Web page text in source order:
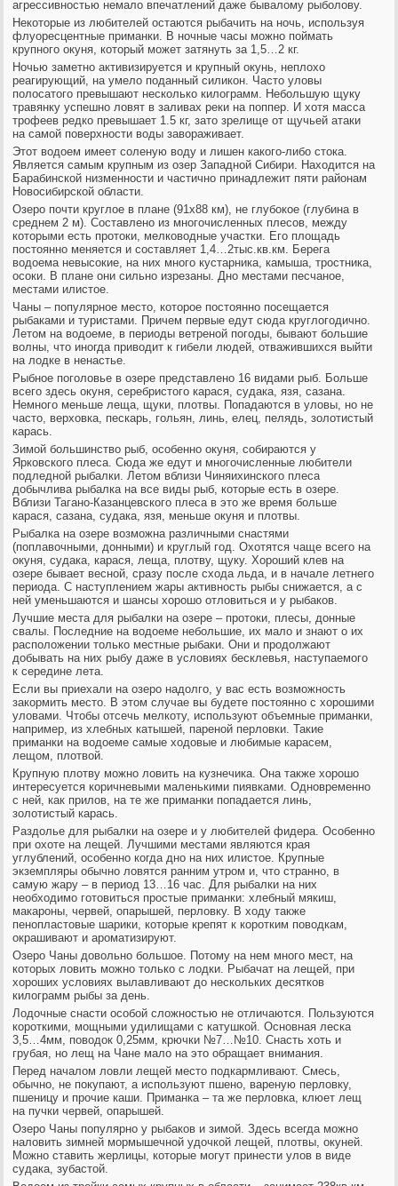
агрессивностью немало впечатлений даже бывалому рыболову.
Некоторые из любителей остаются рыбачить на ночь, используя
флуоресцентные приманки. В ночные часы можно поймать
крупного окуня, который может затянуть за 1,5…2 кг.
Ночью заметно активизируется и крупный окунь, неплохо
реагирующий, на умело поданный силикон. Часто уловы
полосатого превышают несколько килограмм. Небольшую щуку
травянку успешно ловят в заливах реки на поппер. И хотя масса
трофеев редко превышает 1.5 кг, зато зрелище от щучьей атаки
на самой поверхности воды завораживает.
Этот водоем имеет соленую воду и лишен какого-либо стока.
Является самым крупным из озер Западной Сибири. Находится на
Барабинской низменности и частично принадлежит пяти районам
Новосибирской области.
Озеро почти круглое в плане (91х88 км), не глубокое (глубина в
среднем 2 м). Составлено из многочисленных плесов, между
которыми есть протоки, мелководные участки. Его площадь
постоянно меняется и составляет 1,4…2тыс.кв.км. Берега
водоема невысокие, на них много кустарника, камыша, тростника,
осоки. В плане они сильно изрезаны. Дно местами песчаное,
местами илистое.
Чаны – популярное место, которое постоянно посещается
рыбаками и туристами. Причем первые едут сюда круглогодично.
Летом на водоеме, в периоды ветреной погоды, бывают большие
волны, что иногда приводит к гибели людей, отважившихся выйти
на лодке в ненастье.
Рыбное поголовье в озере представлено 16 видами рыб. Больше
всего здесь окуня, серебристого карася, судака, язя, сазана.
Немного меньше леща, щуки, плотвы. Попадаются в уловы, но не
часто, верховка, пескарь, гольян, линь, елец, пелядь, золотистый
карась.
Зимой большинство рыб, особенно окуня, собираются у
Ярковского плеса. Сюда же едут и многочисленные любители
подледной рыбалки. Летом вблизи Чиняихинского плеса
добычлива рыбалка на все виды рыб, которые есть в озере.
Вблизи Тагано-Казанцевского плеса в это же время больше
карася, сазана, судака, язя, меньше окуня и плотвы.
Рыбалка на озере возможна различными снастями
(поплавочными, донными) и круглый год. Охотятся чаще всего на
окуня, судака, карася, леща, плотву, щуку. Хороший клев на
озере бывает весной, сразу после схода льда, и в начале летнего
периода. С наступлением жары активность рыбы снижается, а с
ней уменьшаются и шансы хорошо отловиться и у рыбаков.
Лучшие места для рыбалки на озере – протоки, плесы, донные
свалы. Последние на водоеме небольшие, их мало и знают о их
расположении только местные рыбаки. Они и продолжают
добывать на них рыбу даже в условиях бесклевья, наступаемого
к середине лета.
Если вы приехали на озеро надолго, у вас есть возможность
закормить место. В этом случае вы будете постоянно с хорошими
уловами. Чтобы отсечь мелкоту, используют объемные приманки,
например, из хлебных катышей, пареной перловки. Такие
приманки на водоеме самые ходовые и любимые карасем,
лещом, плотвой.
Крупную плотву можно ловить на кузнечика. Она также хорошо
интересуется коричневыми маленькими пиявками. Одновременно
с ней, как прилов, на те же приманки попадается линь,
золотистый карась.
Раздолье для рыбалки на озере и у любителей фидера. Особенно
при охоте на лещей. Лучшими местами являются края
углублений, особенно когда дно на них илистое. Крупные
экземпляры обычно ловятся ранним утром и, что странно, в
самую жару – в период 13…16 час. Для рыбалки на них
необходимо готовиться простые приманки: хлебный мякиш,
макароны, червей, опарышей, перловку. В ходу также
пенопластовые шарики, которые крепят к коротким поводкам,
окрашивают и ароматизируют.
Озеро Чаны довольно большое. Потому на нем много мест, на
которых ловить можно только с лодки. Рыбачат на лещей, при
хороших условиях вылавливают до нескольких десятков
килограмм рыбы за день.
Лодочные снасти особой сложностью не отличаются. Пользуются
короткими, мощными удилищами с катушкой. Основная леска
3,5…4мм, поводок 0,25мм, крючки №7…№10. Снасть хоть и
грубая, но лещ на Чане мало на это обращает внимания.
Перед началом ловли лещей место подкармливают. Смесь,
обычно, не покупают, а используют пшено, вареную перловку,
пшеницу и прочие каши. Приманка – та же перловка, клюет лещ
на пучки червей, опарышей.
Озеро Чаны популярно у рыбаков и зимой. Здесь всегда можно
наловить зимней мормышечной удочкой лещей, плотвы, окуней.
Можно ставить жерлицы, которые могут принести улов в виде
судака, зубастой.